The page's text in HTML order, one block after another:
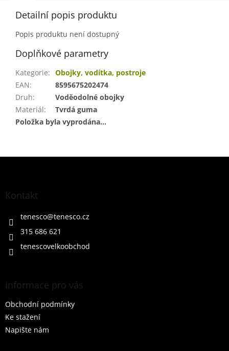
Detailní popis produktu
Popis produktu není dostupný
Doplňkové parametry
Kategorie: Obojky, vodítka, postroje
EAN:
8595675202474
Druh:
Voděodolné obojky
Materiál:
Tvrdá guma
Položka byla vyprodána…
Z
Kontakt
tenesco@tenesco.cz
315 686 621
tenescovelkoobchod
Informace pro vás
Obchodní podmínky
Ke stažení
Napište nám